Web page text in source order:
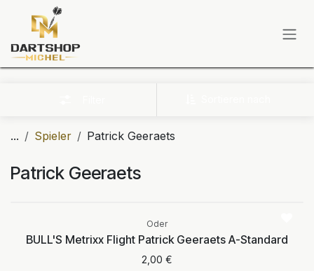
Zum Inhalt springen
... Spieler Patrick Geeraets
Patrick Geeraets
Oder
BULL'S Metrixx Flight Patrick Geeraets A-Standard
2,00 €